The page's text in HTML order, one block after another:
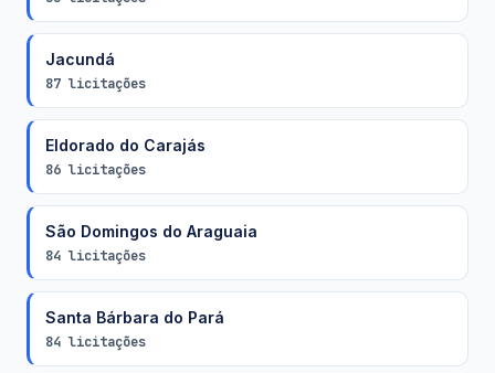
Jacundá
87 licitações
Eldorado do Carajás
86 licitações
São Domingos do Araguaia
84 licitações
Santa Bárbara do Pará
84 licitações